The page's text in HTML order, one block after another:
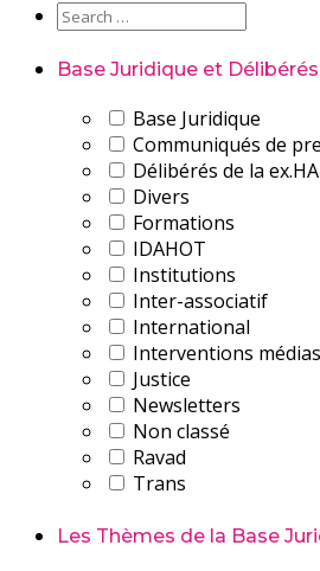
Base Juridique et
Base Juridique
Communiqués de
Délibérés de la
Divers
Formations
IDAHOT
Institutions
Inter-associatif
International
Interventions médias
Justice
Newsletters
Non classé
Ravad
Trans
Les Thèmes de la Base